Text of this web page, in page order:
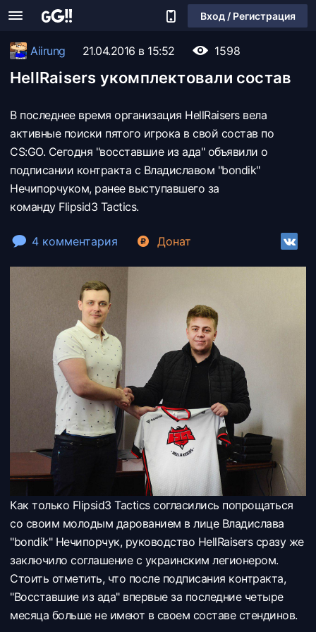
Вход / Регистрация
Aiirung 21.04.2016 в 15:52 1598
HellRaisers укомплектовали состав
В последнее время организация HellRaisers вела
активные поиски пятого игрока в свой состав по
CS:GO. Сегодня "восставшие из ада" объявили о
подписании контракта с Владиславом "bondik"
Нечипорчуком, ранее выступавшего за
команду Flipsid3 Tactics.
4 комментария Донат
Как только Flipsid3 Tactics согласились попрощаться
со своим молодым дарованием в лице Владислава
"bondik" Нечипорчук, руководство HellRaisers сразу же
заключило соглашение с украинским легионером.
Стоить отметить, что после подписания контракта,
"Восставшие из ада" впервые за последние четыре
месяца больше не имеют в своем составе стендинов.